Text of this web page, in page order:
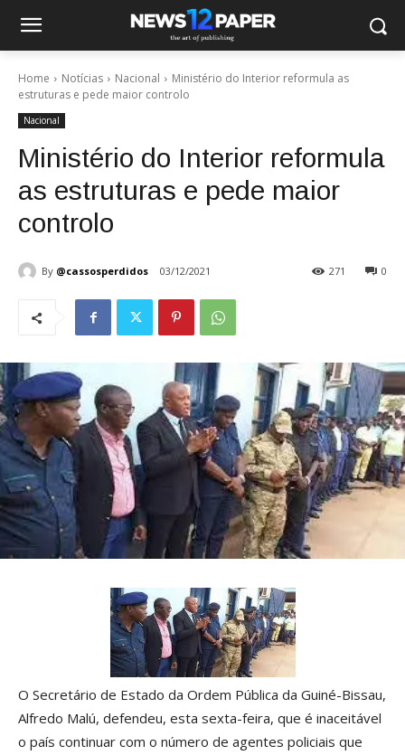
Home Notícias Nacional
Ministério do Interior reformula as
estruturas e pede maior controlo
Nacional
Ministério do Interior reformula
as estruturas e pede maior
controlo
By @cassosperdidos 03/12/2021 0
271
O Secretário de Estado da Ordem Pública da Guiné-Bissau,
Alfredo Malú, defendeu, esta sexta-feira, que é inaceitável
o país continuar com o número de agentes policiais que